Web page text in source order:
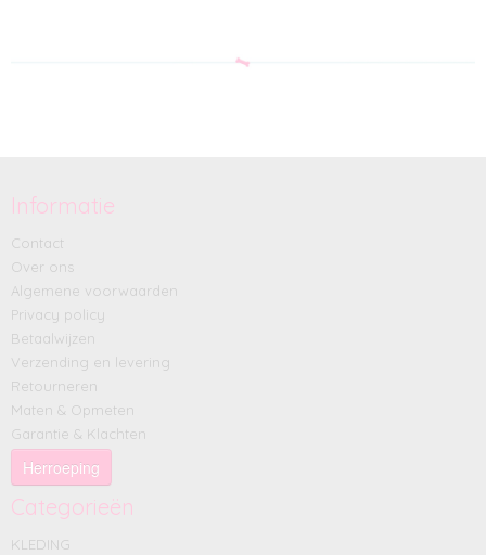
Informatie
Contact
Over ons
Algemene voorwaarden
Privacy policy
Betaalwijzen
Verzending en levering
Retourneren
Maten & Opmeten
Garantie & Klachten
Herroeping
Categorieën
KLEDING